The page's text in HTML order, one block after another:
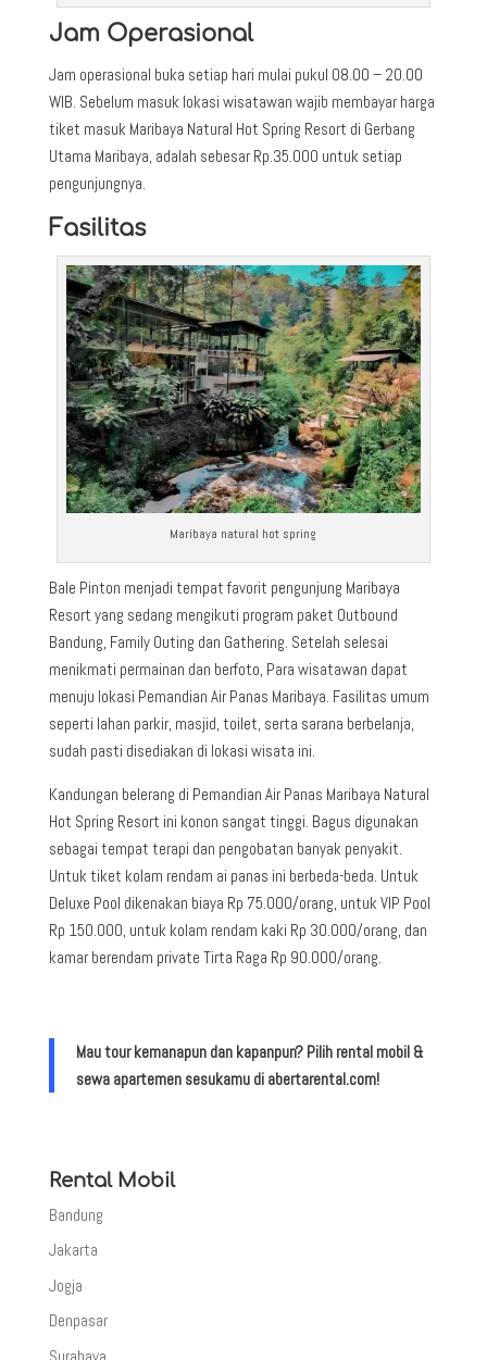
Jam Operasional
Jam operasional buka setiap hari mulai pukul 08.00 – 20.00
WIB. Sebelum masuk lokasi wisatawan wajib membayar harga
tiket masuk Maribaya Natural Hot Spring Resort di Gerbang
Utama Maribaya, adalah sebesar Rp.35.000 untuk setiap
pengunjungnya.
Fasilitas
Maribaya natural hot spring
Bale Pinton menjadi tempat favorit pengunjung Maribaya
Resort yang sedang mengikuti program paket Outbound
Bandung, Family Outing dan Gathering. Setelah selesai
menikmati permainan dan berfoto, Para wisatawan dapat
menuju lokasi Pemandian Air Panas Maribaya. Fasilitas umum
seperti lahan parkir, masjid, toilet, serta sarana berbelanja,
sudah pasti disediakan di lokasi wisata ini.
Kandungan belerang di Pemandian Air Panas Maribaya Natural
Hot Spring Resort ini konon sangat tinggi. Bagus digunakan
sebagai tempat terapi dan pengobatan banyak penyakit.
Untuk tiket kolam rendam ai panas ini berbeda-beda. Untuk
Deluxe Pool dikenakan biaya Rp 75.000/orang, untuk VIP Pool
Rp 150.000, untuk kolam rendam kaki Rp 30.000/orang, dan
kamar berendam private Tirta Raga Rp 90.000/orang.
Mau tour kemanapun dan kapanpun? Pilih rental mobil &
sewa apartemen sesukamu di abertarental.com!
Rental Mobil
Bandung
Jakarta
Jogja
Denpasar
Surabaya